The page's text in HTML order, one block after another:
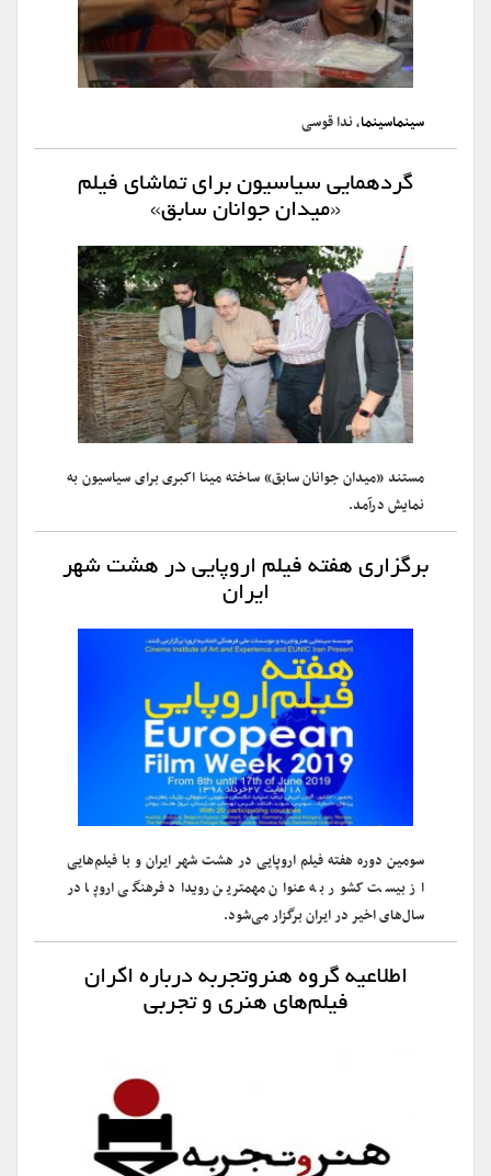
سینماسینما، ندا قوسی
گردهمایی سیاسیون برای تماشای فیلم
«میدان جوانان سابق»
مستند «میدان جوانان سابق» ساخته مینا اکبری برای سیاسیون به
نمایش درآمد.
برگزاری هفته فیلم اروپایی در هشت شهر
ایران
سومین دوره هفته فیلم اروپایی در هشت شهر ایران و با فیلم‌هایی
از بیست کشور به عنوان مهمترین رویداد فرهنگی اروپا در
سال‌های اخیر در ایران برگزار می‌شود.
اطلاعیه گروه هنروتجربه درباره اکران
فیلم‌های هنری و تجربی